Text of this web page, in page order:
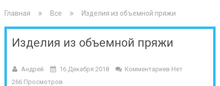
Главная Все Изделия из объемной пряжи
Изделия из объемной пряжи
Андрей 16 Декабря 2018
Комментариев Нет
266 Просмотров